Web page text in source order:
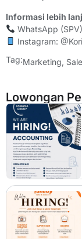
Informasi lebih
WhatsApp
Instagram:
Tag:Marketing,
Lowongan